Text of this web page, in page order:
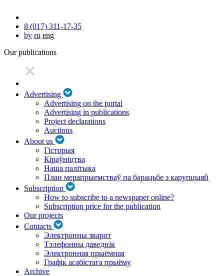
8 (017) 311-17-35
by ru eng
Our publications
Advertising
Advertising on the portal
Advertising in publications
Project declarations
Auctions
About us
Гісторыя
Кіраўніцтва
Наша палітыка
План мерапрыемстваў па барацьбе з карупцыяй
Subscription
How to subscribe to a newspaper online?
Subscription price for the publication
Our projects
Contacts
Электронны зварот
Тэлефонны даведнік
Электронная прыёмная
Графік асабістага прыёму
Archive